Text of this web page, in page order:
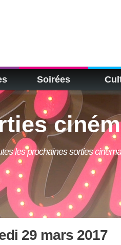
Soirées
les prochaines sorties
29 mars 2017